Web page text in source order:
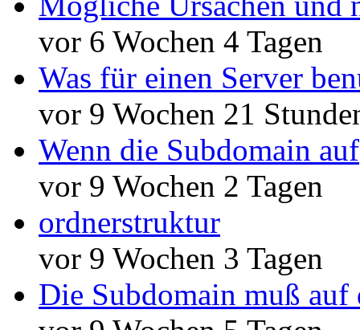
vor 6 Wochen 4 Tagen
Was für einen Server
vor 9 Wochen 21
Wenn die Subdomain auf
vor 9 Wochen 2 Tagen
ordnerstruktur
vor 9 Wochen 3 Tagen
Die Subdomain muß auf